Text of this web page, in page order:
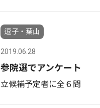
逗子・葉山
2019.06.28
参院選でアンケート
立候補予定者に全６問